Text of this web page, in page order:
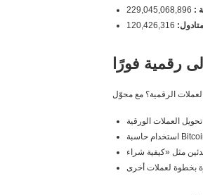
:
رقمية فورًا